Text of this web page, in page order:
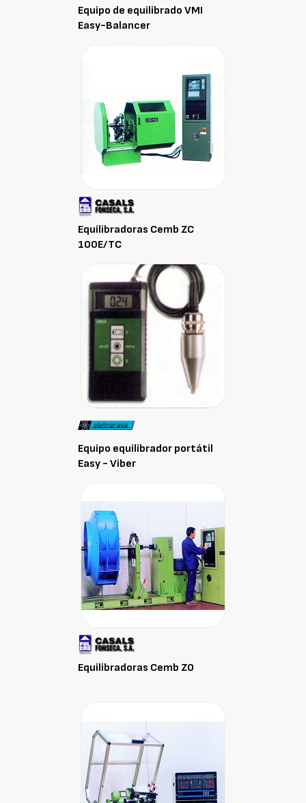
Equipo de equilibrado VMI
Easy-Balancer
Equilibradoras Cemb ZC
100E/TC
Equipo equilibrador portátil
Easy - Viber
Equilibradoras Cemb ZO